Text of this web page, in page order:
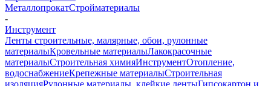
МеталлопрокатСтройматериалы
-
Инструмент
Ленты строительные, малярные, обои, рулонные
материалыКровельные материалыЛакокрасочные
материалыСтроительная химияИнструментОтопление,
водоснабжениеКрепежные материалыСтроительная
изоляцияРулонные материалы, клейкие лентыГипсокартон и